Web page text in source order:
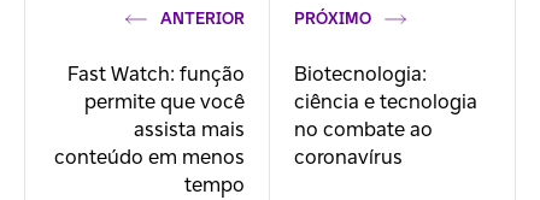
ANTERIOR
Fast Watch: função
permite que você
assista mais
conteúdo em menos
tempo
PRÓXIMO
Biotecnologia:
ciência e tecnologia
no combate ao
coronavírus